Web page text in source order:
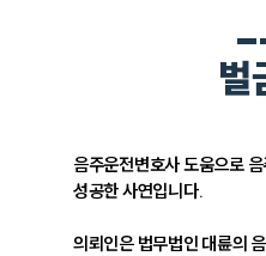
벌
음주운전변호사 도움으로
성공한 사연입니다.
의뢰인은 법무법인 대륜의